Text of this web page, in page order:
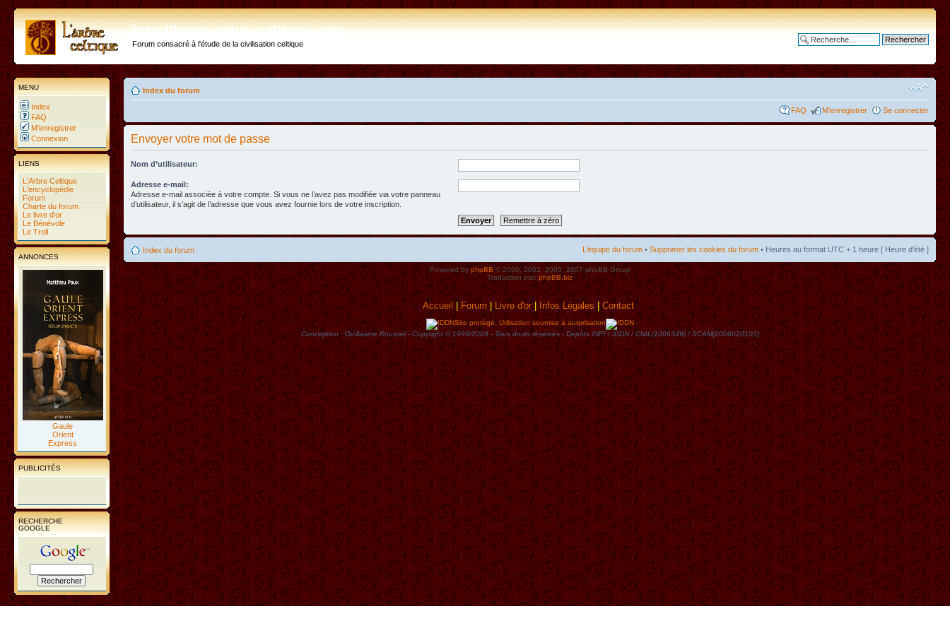
http://forum.arbre-celtique.com
Forum consacré à l'étude de la civilisation celtique
MENU
Index
FAQ
M’enregistrer
Connexion
LIENS
L'Arbre Celtique
L'encyclopédie
Forum
Charte du forum
Le livre d'or
Le Bénévole
Le Troll
ANNONCES
Gaule
Orient
Express
PUBLICITÉS
RECHERCHE
GOOGLE
Index du forum
FAQ M’enregistrer Se connecter
Envoyer votre mot de passe
Nom d’utilisateur:
Adresse e-mail:
Adresse e-mail associée à votre compte. Si vous ne l’avez pas modifiée via votre panneau
d’utilisateur, il s’agit de l’adresse que vous avez fournie lors de votre inscription.
Index du forum L’équipe du forum • Supprimer les cookies du forum • Heures au format UTC + 1 heure [ Heure d’été ]
Powered byphpBB© 2000, 2002, 2005, 2007 phpBB Group
Traduction par:phpBB.biz
Accueil| Forum|Livre d'or|Infos Lègales|Contact
Site protégé. Utilisation soumise à autorisation
Conception : Guillaume Roussel - Copyright © 1999/2009 - Tous droits rèservès - Dèpôts INPI / IDDN / CNIL(1006349) / SCAM(2006020105)